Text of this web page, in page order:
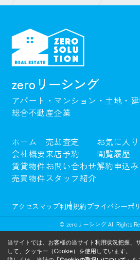
zeroリーシング
アパート・マンション・土地・
総合不動産企業
ホーム
会社概要
賃貸物件
売買物件
売却査定
来店予約
お問い合わせ
スタッフ紹介
お気に入り
閲覧履歴
解約申込み
アクセスマップ利用規約プライバシーポ
© zeroリーシング All Rights
当サイトでは、お客様の当サイト利用状況把握、
して、クッキー（Cookie）を使用しています。